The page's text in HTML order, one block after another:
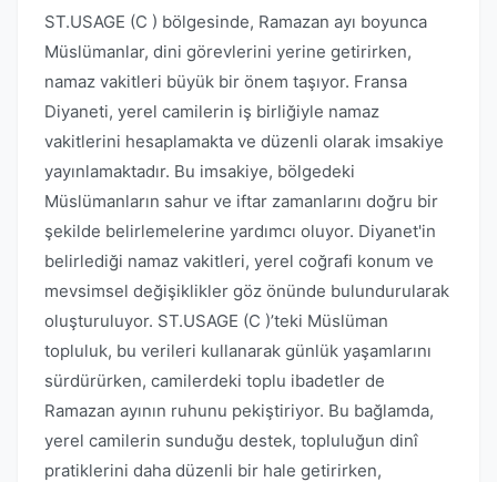
ST.USAGE (C ) bölgesinde, Ramazan ayı boyunca
Müslümanlar, dini görevlerini yerine getirirken,
namaz vakitleri büyük bir önem taşıyor. Fransa
Diyaneti, yerel camilerin iş birliğiyle namaz
vakitlerini hesaplamakta ve düzenli olarak imsakiye
yayınlamaktadır. Bu imsakiye, bölgedeki
Müslümanların sahur ve iftar zamanlarını doğru bir
şekilde belirlemelerine yardımcı oluyor. Diyanet'in
belirlediği namaz vakitleri, yerel coğrafi konum ve
mevsimsel değişiklikler göz önünde bulundurularak
oluşturuluyor. ST.USAGE (C )’teki Müslüman
topluluk, bu verileri kullanarak günlük yaşamlarını
sürdürürken, camilerdeki toplu ibadetler de
Ramazan ayının ruhunu pekiştiriyor. Bu bağlamda,
yerel camilerin sunduğu destek, topluluğun dinî
pratiklerini daha düzenli bir hale getirirken,